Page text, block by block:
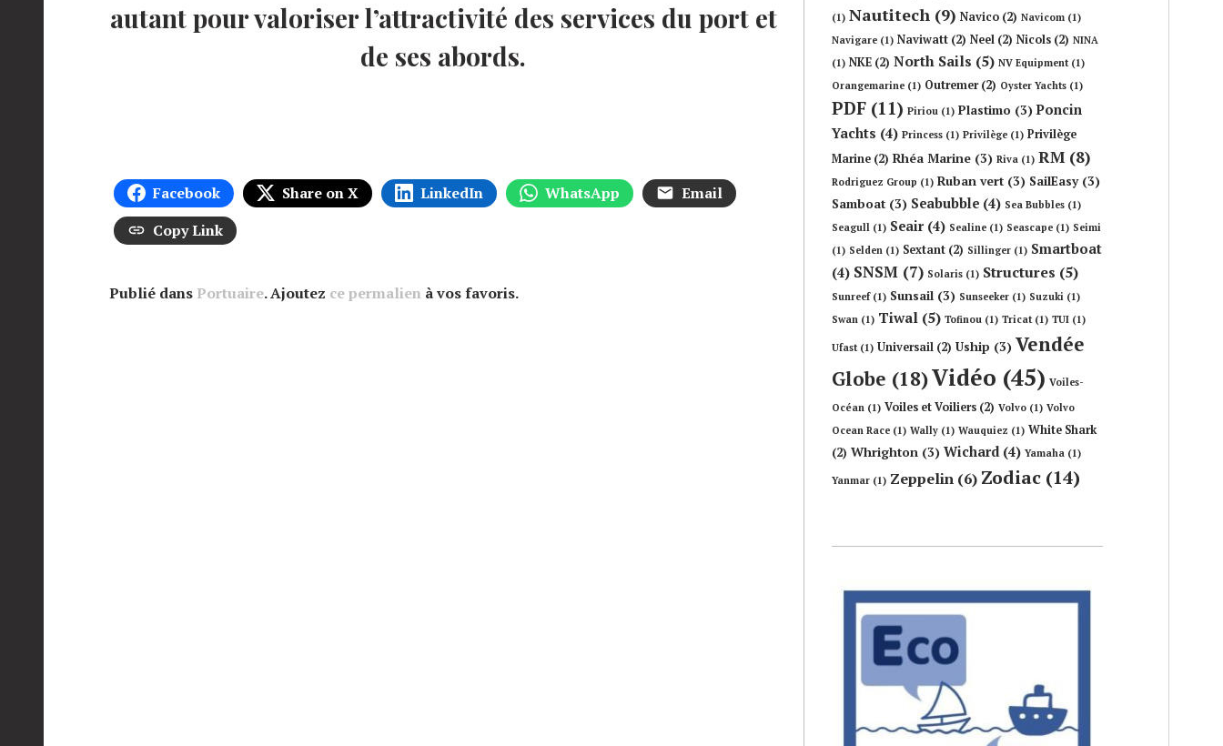
autant pour valoriser l’attractivité des services du port et
de ses abords.
Facebook Share on X LinkedIn WhatsApp
Email
Copy Link
Publié dans Portuaire. Ajoutez ce permalien à vos favoris.
(1) Nautitech (9) Navico (2) Navicom (1)
Navigare (1) Naviwatt (2) Neel (2) Nicols (2) NINA
(1) NKE (2) North Sails (5) NV Equipment(1)
Orangemarine (1) Outremer(2) Oyster Yachts (1)
PDF (11) Piriou (1) Plastimo (3) Poncin
Yachts (4) Princess (1) Privilège (1) Privilège
Marine (2) Rhéa Marine (3) Riva (1) RM (8)
Rodriguez Group (1) Ruban vert (3) SailEasy(3)
Samboat (3) Seabubble (4) Sea Bubbles (1)
Seagull (1) Seair(4) Sealine (1) Seascape (1) Seimi
(1) Selden (1) Sextant (2) Sillinger (1) Smartboat
(4) SNSM (7) Solaris (1) Structures (5)
Sunreef(1) Sunsail (3) Sunseeker (1) Suzuki (1)
Swan (1) Tiwal (5) Tofinou (1) Tricat(1) TUI (1)
Ufast(1) Universail (2) Uship (3) Vendée
Globe (18)Vidéo (45) Voiles-
Océan (1) Voiles et Voiliers (2) Volvo (1) Volvo
Ocean Race (1) Wally (1) Wauquiez (1) White Shark
(2) Whrighton (3) Wichard(4) Yamaha (1)
Yanmar (1) Zeppelin (6) Zodiac (14)